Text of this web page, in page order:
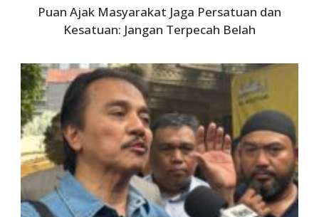
Puan Ajak Masyarakat Jaga Persatuan dan
Kesatuan: Jangan Terpecah Belah